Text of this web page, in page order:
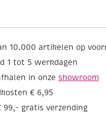
blauwe
gr,
0.5
10
10.000 artikelen op
1 tot 5 werkdagen
in onze showroom
€ 6,95
99,- gratis verzending